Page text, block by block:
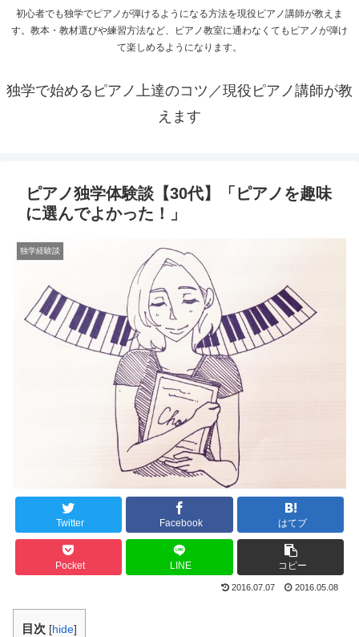
初心者でも独学でピアノが弾けるようになる方法を現役ピアノ講師が教えま
す。教本・教材選びや練習方法など、ピアノ教室に通わなくてもピアノが弾け
て楽しめるようになります。
独学で始めるピアノ上達のコツ／現役ピアノ講師が教
えます
ピアノ独学体験談【30代】「ピアノを趣味
に選んでよかった！」
独学経験談
Twitter Facebook はてブ
Pocket LINE コピー
2016.07.07 2016.05.08
目次 [hide]